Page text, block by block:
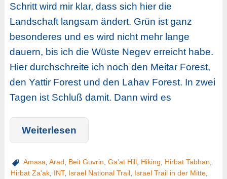
Schritt wird mir klar, dass sich hier die
Landschaft langsam ändert. Grün ist ganz
besonderes und es wird nicht mehr lange
dauern, bis ich die Wüste Negev erreicht habe.
Hier durchschreite ich noch den Meitar Forest,
den Yattir Forest und den Lahav Forest. In zwei
Tagen ist Schluß damit. Dann wird es
Weiterlesen
Amasa Arad Beit Guvrin Ga'at Hill, Hiking Hirbat Tabhan
Hirbat Za'ak, INT, Israel National Trail, Israel Trail in der Mitte,